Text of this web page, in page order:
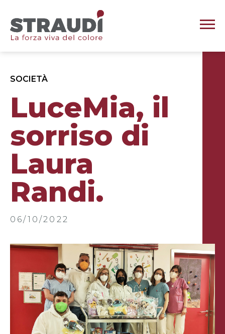
SOCIETÀ
LuceMia, il
sorriso di
Laura
Randi.
06/10/2022